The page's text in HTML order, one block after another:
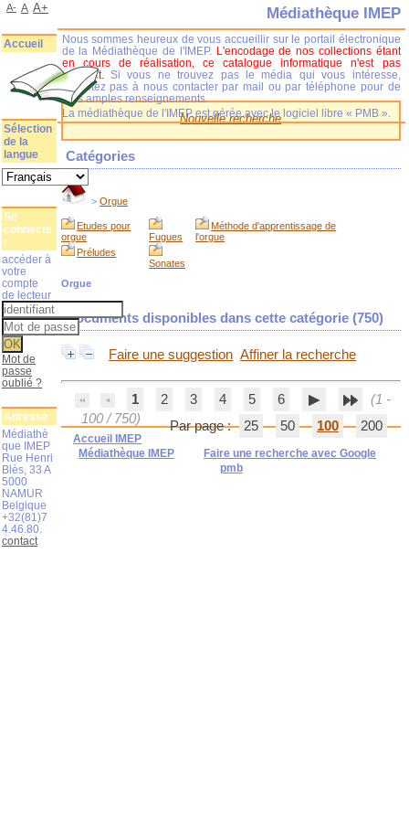
Nouvelle recherche
Catégories
>Orgue
Etudes pour
orgue
Fugues
Méthode d'apprentissage de
l'orgue
Préludes
Sonates
Orgue
Documents disponibles dans cette catégorie (750)
Faire une suggestion Affiner la recherche
1 2 3 4 5 6
(1 -
100 / 750)
Par page : 25 50 100 200
Accueil IMEP
Médiathèque IMEP
Faire une recherche avec Google
pmb
Médiathèque IMEP
Nous sommes heureux de vous accueillir sur le portail électronique
de la Médiathèque de l'IMEP. L'encodage de nos collections étant
en cours de réalisation, ce catalogue informatique n'est pas
complet.
Si vous ne trouvez pas le média qui vous intéresse,
n'hésitez pas à nous contacter par mail ou par téléphone pour de
plus amples renseignements.
La médiathèque de l'IMEP est gérée avec le logiciel libre « PMB ».
A- A A+
Accueil
Sélection
de la
langue
Se
connecte
r
accéder à
votre
compte
de lecteur
Mot de
passe
oublié ?
Adresse
Médiathè
que IMEP
Rue Henri
Blès, 33 A
5000
NAMUR
Belgique
+32(81)7
4.46.80.
contact